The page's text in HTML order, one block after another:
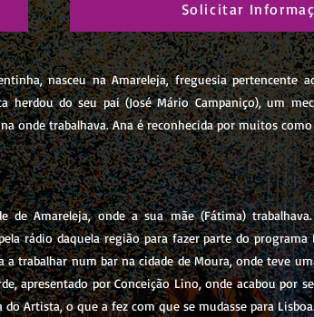
Solicitar
nasceu na Amareleja, freguesia pertencente
do seu pai (José Mário Campaniço), um
onde trabalhava. Ana é reconhecida por muitos
Amareleja, onde a sua mãe (Fátima)
rádio daquela região para fazer parte do programa
trabalhar num bar na cidade de Moura, onde teve
apresentado por Conceição Lino, onde acabou por
Artista, o que a fez com que se mudasse para